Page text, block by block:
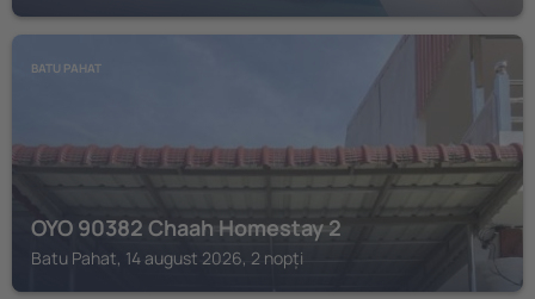
BATU PAHAT
OYO 90382 Chaah Homestay 2
Batu Pahat, 14 august 2026, 2 nopți